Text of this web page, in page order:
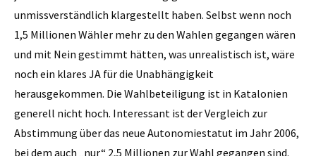
unmissverständlich klargestellt haben. Selbst wenn noch
1,5 Millionen Wähler mehr zu den Wahlen gegangen wären
und mit Nein gestimmt hätten, was unrealistisch ist, wäre
noch ein klares JA für die Unabhängigkeit
herausgekommen. Die Wahlbeteiligung ist in Katalonien
generell nicht hoch. Interessant ist der Vergleich zur
Abstimmung über das neue Autonomiestatut im Jahr 2006,
bei dem auch „nur“ 2,5 Millionen zur Wahl gegangen sind.